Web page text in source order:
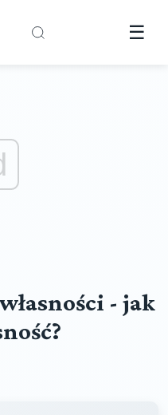
☰
- jak